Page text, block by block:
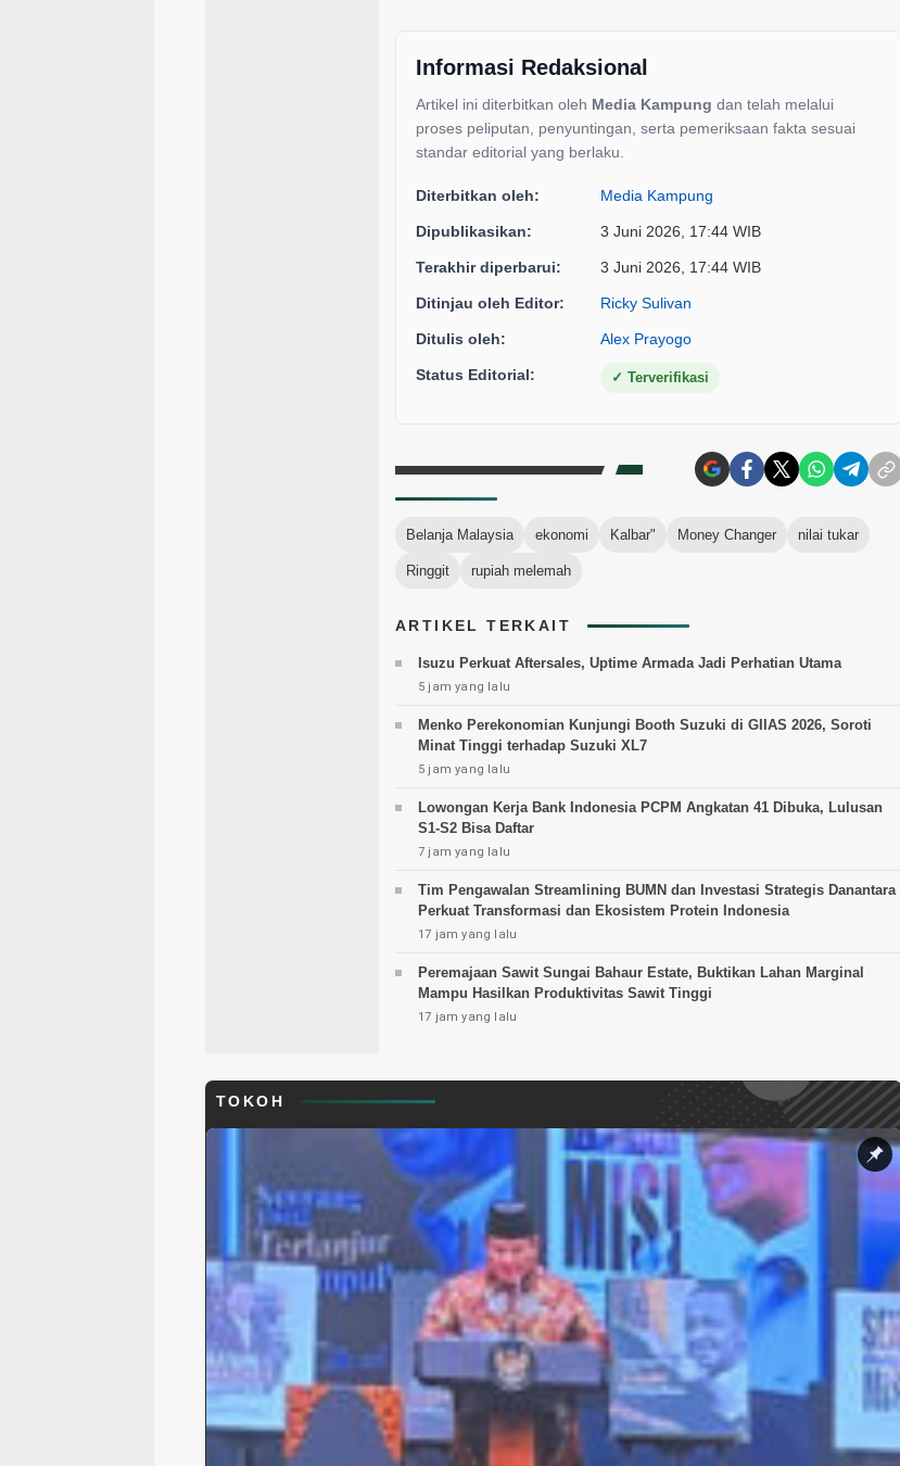
Informasi Redaksional
Artikel ini diterbitkan oleh Media Kampung dan telah melalui
proses peliputan, penyuntingan, serta pemeriksaan fakta sesuai
standar editorial yang berlaku.
Diterbitkan oleh: Media Kampung
Dipublikasikan: 3 Juni 2026, 17:44 WIB
Terakhir diperbarui: 3 Juni 2026, 17:44 WIB
Ditinjau oleh Editor: Ricky Sulivan
Ditulis oleh: Alex Prayogo
Status Editorial: ✓ Terverifikasi
Belanja Malaysia ekonomi Kalbar" Money Changer nilai tukar
Ringgit rupiah melemah
ARTIKEL TERKAIT
Isuzu Perkuat Aftersales, Uptime Armada Jadi Perhatian Utama
5 jam yang lalu
Menko Perekonomian Kunjungi Booth Suzuki di GIIAS 2026, Soroti
Minat Tinggi terhadap Suzuki XL7
5 jam yang lalu
Lowongan Kerja Bank Indonesia PCPM Angkatan 41 Dibuka, Lulusan
S1-S2 Bisa Daftar
7 jam yang lalu
Tim Pengawalan Streamlining BUMN dan Investasi Strategis Danantara
Perkuat Transformasi dan Ekosistem Protein Indonesia
17 jam yang lalu
Peremajaan Sawit Sungai Bahaur Estate, Buktikan Lahan Marginal
Mampu Hasilkan Produktivitas Sawit Tinggi
17 jam yang lalu
TOKOH